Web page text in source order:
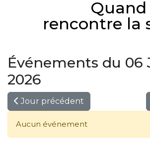
rencontre la
Événements du 06
2026
Jour précédent
Aucun événement